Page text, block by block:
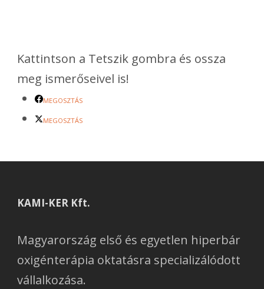
Kattintson a Tetszik gombra és ossza
meg ismerőseivel is!
MEGOSZTÁS
MEGOSZTÁS
KAMI-KER Kft.
Magyarország első és egyetlen hiperbár
oxigénterápia oktatásra specializálódott
vállalkozása.